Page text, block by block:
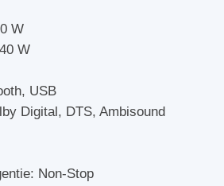
W
W
USB
Digital, DTS, Ambisound
Non-Stop